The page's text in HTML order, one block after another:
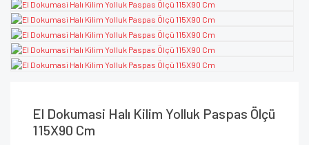
El Dokumasi Halı Kilim Yolluk Paspas Ölçü
115X90 Cm